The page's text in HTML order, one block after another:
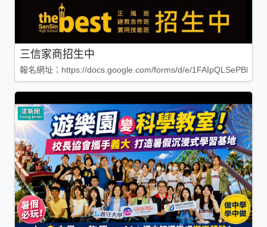
三信家商招生中
報名網址：https://docs.google.com/forms/d/e/